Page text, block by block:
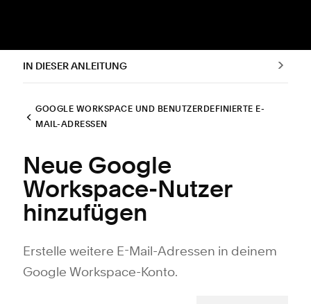
IN DIESER ANLEITUNG
GOOGLE WORKSPACE UND BENUTZERDEFINIERTE E-
MAIL-ADRESSEN
Neue Google
Workspace-Nutzer
hinzufügen
Erstelle weitere E-Mail-Adressen in deinem
Google Workspace-Konto.